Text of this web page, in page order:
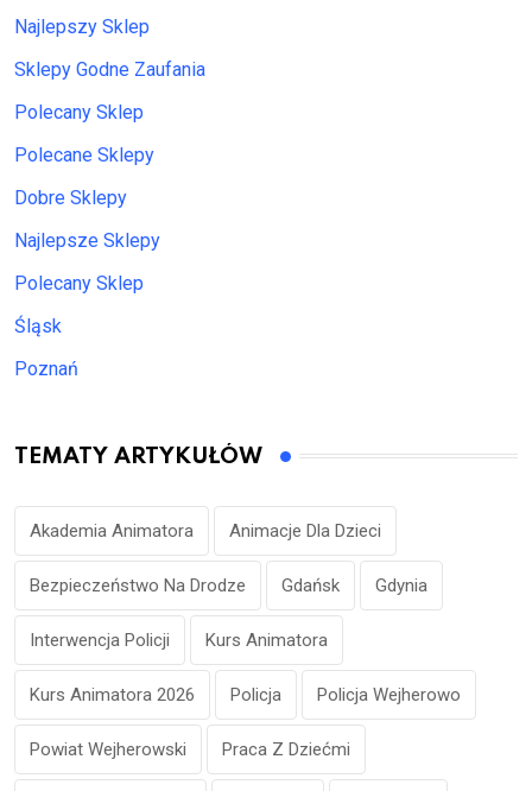
Najlepszy Sklep
Sklepy Godne Zaufania
Polecany Sklep
Polecane Sklepy
Dobre Sklepy
Najlepsze Sklepy
Polecany Sklep
Śląsk
Poznań
TEMATY ARTYKUŁÓW
Akademia Animatora Animacje Dla Dzieci
Bezpieczeństwo Na Drodze Gdańsk Gdynia
Interwencja Policji Kurs Animatora
Kurs Animatora 2026 Policja Policja Wejherowo
Powiat Wejherowski Praca Z Dziećmi